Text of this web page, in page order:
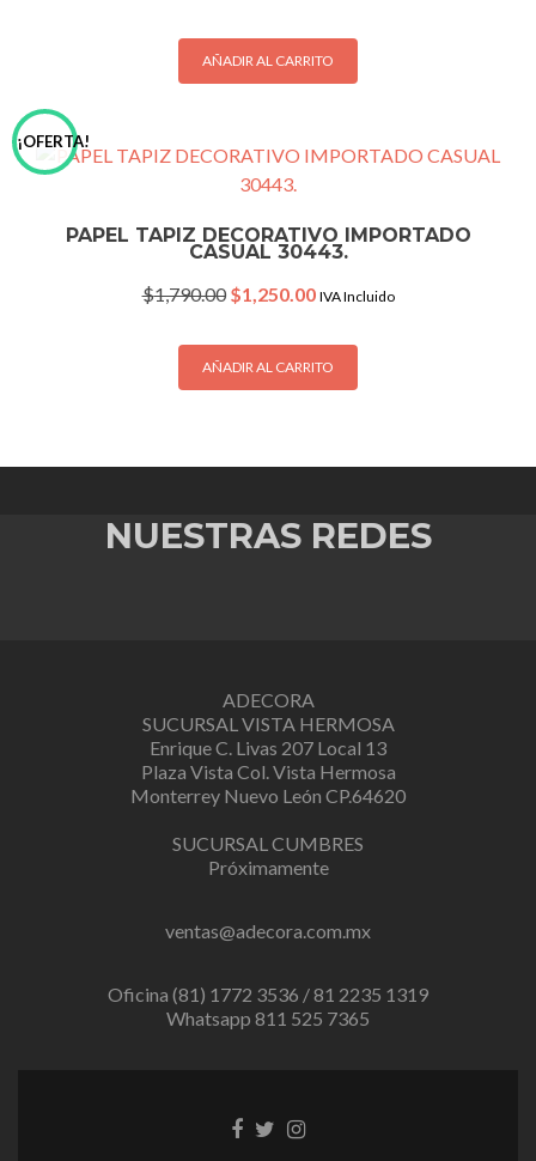
was:
$1,790.00.
is:
$1,250.00.
AÑADIR AL CARRITO
¡OFERTA!
PAPEL TAPIZ DECORATIVO IMPORTADO
CASUAL 30443.
$1,790.00 Original
was:
$1,790.00.
$1,250.00Current
is:
$1,250.00.
IVA Incluido
AÑADIR AL CARRITO
NUESTRAS REDES
ADECORA
SUCURSAL VISTA HERMOSA
Enrique C. Livas 207 Local 13
Plaza Vista Col. Vista Hermosa
Monterrey Nuevo León CP.64620
SUCURSAL CUMBRES
Próximamente
ventas@adecora.com.mx
Oficina (81) 1772 3536 / 81 2235 1319
Whatsapp 811 525 7365
Facebook
TwitterInstagram